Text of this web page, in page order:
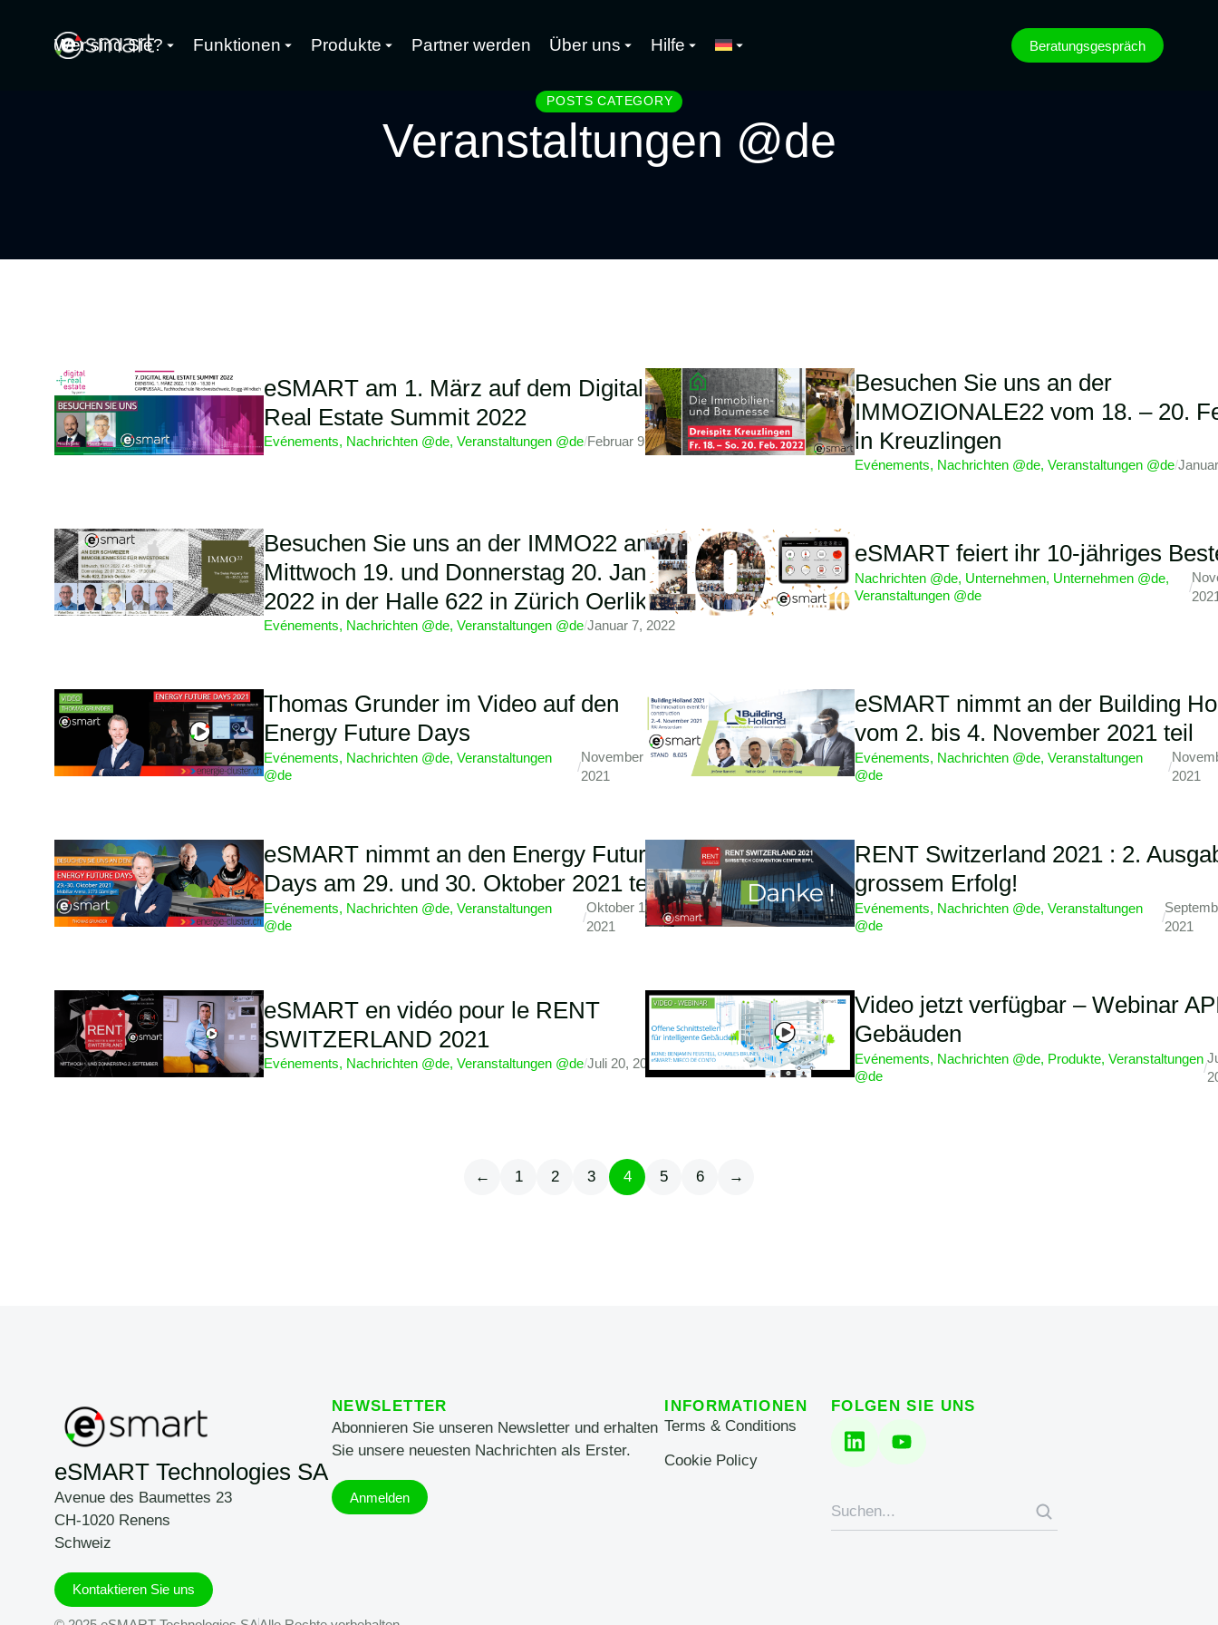
Wer sind Sie? Funktionen Produkte Partner werden Über uns Hilfe Beratungsgespräch
POSTS CATEGORY
Veranstaltungen @de
eSMART am 1. März auf dem Digital
Real Estate Summit 2022
Evénements, Nachrichten @de, Veranstaltungen @de/Februar 9, 2022
Besuchen Sie uns an der
IMMOZIONALE22 vom 18. – 20.
in Kreuzlingen
Evénements, Nachrichten @de, Veranstaltungen @de/
Besuchen Sie uns an der IMMO22 am
Mittwoch 19. und Donnerstag 20. Januar
2022 in der Halle 622 in Zürich Oerlikon
Evénements, Nachrichten @de, Veranstaltungen @de/Januar 7, 2022
eSMART feiert ihr 10-jähriges
Nachrichten @de, Unternehmen, Unternehmen @de,
Veranstaltungen @de
/
Thomas Grunder im Video auf den
Energy Future Days
Evénements, Nachrichten @de, Veranstaltungen
@de
/
November 3,
2021
eSMART nimmt an der Building
vom 2. bis 4. November 2021 teil
Evénements, Nachrichten @de, Veranstaltungen
@de
/
2021
eSMART nimmt an den Energy Future
Days am 29. und 30. Oktober 2021 teil
Evénements, Nachrichten @de, Veranstaltungen
@de
/
Oktober 13,
2021
RENT Switzerland 2021 : 2.
grossem Erfolg!
Evénements, Nachrichten @de, Veranstaltungen
@de
/
2021
eSMART en vidéo pour le RENT
SWITZERLAND 2021
Evénements, Nachrichten @de, Veranstaltungen @de/Juli 20, 2021
Video jetzt verfügbar – Webinar
Gebäuden
Evénements, Nachrichten @de, Produkte, Veranstaltungen
@de
/
← 1 2 3 4 5 6 →
eSMART Technologies SA
Avenue des Baumettes 23
CH-1020 Renens
Schweiz
Kontaktieren Sie uns
NEWSLETTER
Abonnieren Sie unseren Newsletter und erhalten
Sie unsere neuesten Nachrichten als Erster.
Anmelden
INFORMATIONEN
Terms & Conditions
Cookie Policy
FOLGEN SIE UNS